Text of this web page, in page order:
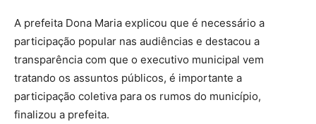
A prefeita Dona Maria explicou que é necessário a
participação popular nas audiências e destacou a
transparência com que o executivo municipal vem
tratando os assuntos públicos, é importante a
participação coletiva para os rumos do município,
finalizou a prefeita.